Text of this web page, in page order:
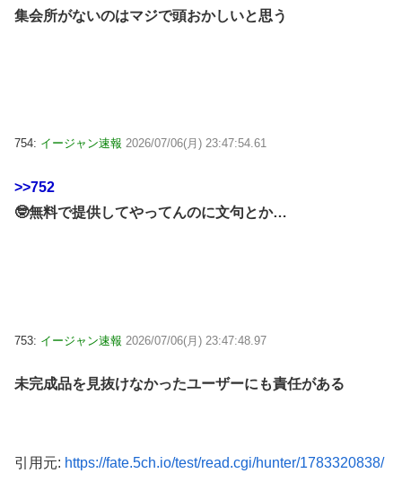
集会所がないのはマジで頭おかしいと思う
754: イージャン速報 2026/07/06(月) 23:47:54.61
>>752
🤓無料で提供してやってんのに文句とか…
753: イージャン速報 2026/07/06(月) 23:47:48.97
未完成品を見抜けなかったユーザーにも責任がある
引用元: https://fate.5ch.io/test/read.cgi/hunter/1783320838/